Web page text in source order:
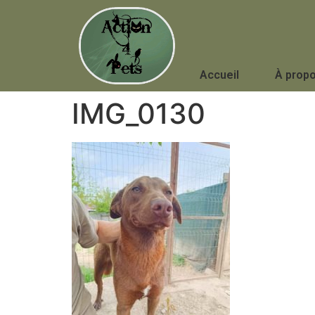
Accueil À
IMG_0130